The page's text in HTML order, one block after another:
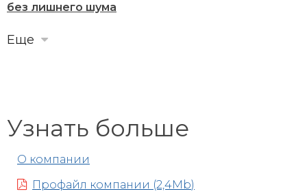
без лишнего шума
Еще
Узнать больше
О компании
Профайл компании (2,4Mb)